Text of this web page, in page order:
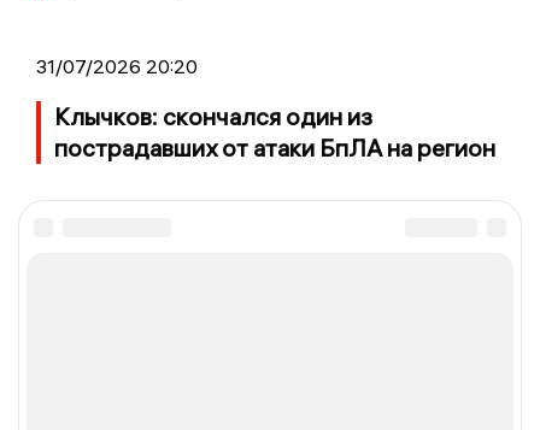
31/07/2026 20:20
Клычков: скончался один из
пострадавших от атаки БпЛА на регион